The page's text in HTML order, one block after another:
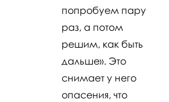
попробуем пару
раз, а потом
решим, как быть
дальше». Это
снимает у него
опасения, что